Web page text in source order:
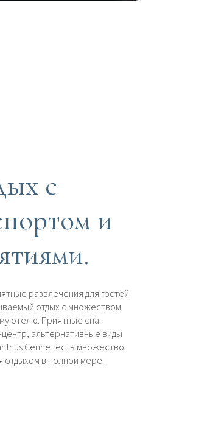
с
и
развлечения для гостей
отдых с множеством
отелю. Приятные спа-
альтернативные виды
Cennet есть множество
отдыхом в полной мере.